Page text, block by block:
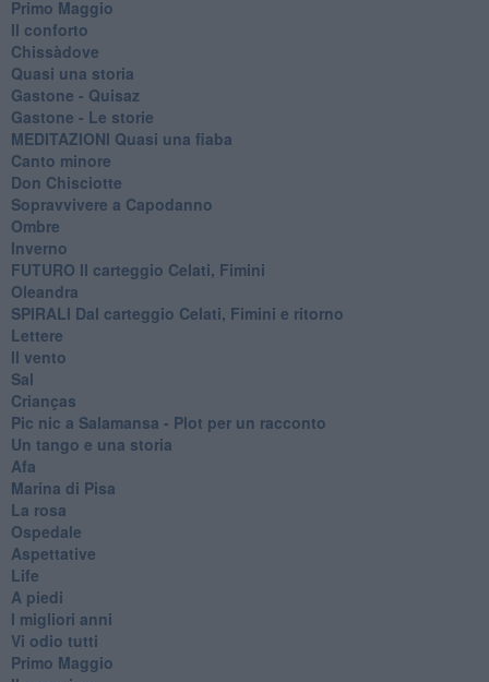
Primo Maggio
Il conforto
Chissàdove
Quasi una storia
Gastone - Quisaz
Gastone - Le storie
MEDITAZIONI Quasi una fiaba
Canto minore
Don Chisciotte
Sopravvivere a Capodanno
Ombre
Inverno
FUTURO Il carteggio Celati, Fimini
Oleandra
SPIRALI Dal carteggio Celati, Fimini e ritorno
Lettere
Il vento
Sal
Crianças
Pic nic a Salamansa - Plot per un racconto
Un tango e una storia
Afa
Marina di Pisa
La rosa
Ospedale
Aspettative
Life
A piedi
I migliori anni
Vi odio tutti
Primo Maggio